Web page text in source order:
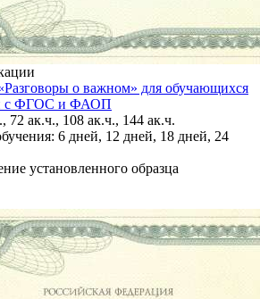
о важном» для обучающихся
с ФГОС и ФАОП
72 ак.ч., 108 ак.ч., 144 ак.ч.
6 дней, 12 дней, 18 дней, 24
установленного образца